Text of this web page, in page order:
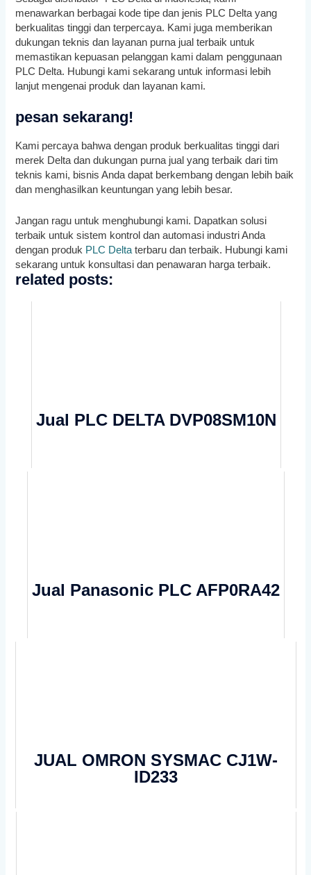
menawarkan berbagai kode tipe dan jenis PLC Delta yang
berkualitas tinggi dan terpercaya. Kami juga memberikan
dukungan teknis dan layanan purna jual terbaik untuk
memastikan kepuasan pelanggan kami dalam penggunaan
PLC Delta. Hubungi kami sekarang untuk informasi lebih
lanjut mengenai produk dan layanan kami.
pesan sekarang!
Kami percaya bahwa dengan produk berkualitas tinggi dari
merek Delta dan dukungan purna jual yang terbaik dari tim
teknis kami, bisnis Anda dapat berkembang dengan lebih baik
dan menghasilkan keuntungan yang lebih besar.
Jangan ragu untuk menghubungi kami. Dapatkan solusi
terbaik untuk sistem kontrol dan automasi industri Anda
dengan produk PLC Delta terbaru dan terbaik. Hubungi kami
sekarang untuk konsultasi dan penawaran harga terbaik.
related posts:
Jual PLC DELTA DVP08SM10N
Jual Panasonic PLC AFP0RA42
JUAL OMRON SYSMAC CJ1W-
ID233